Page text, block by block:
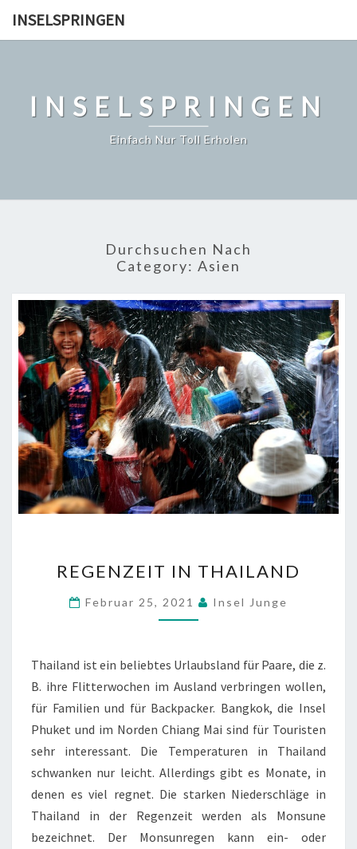
INSELSPRINGEN
INSELSPRINGEN
Einfach Nur Toll Erholen
Durchsuchen Nach
Category: Asien
IN
THAILAND
REGENZEIT IN THAILAND
Februar 25, 2021 Insel Junge
Thailand ist ein beliebtes Urlaubsland für Paare, die z.
B. ihre Flitterwochen im Ausland verbringen wollen,
für Familien und für Backpacker. Bangkok, die Insel
Phuket und im Norden Chiang Mai sind für Touristen
sehr interessant. Die Temperaturen in Thailand
schwanken nur leicht. Allerdings gibt es Monate, in
denen es viel regnet. Die starken Niederschläge in
Thailand in der Regenzeit werden als Monsune
bezeichnet. Der Monsunregen kann ein- oder